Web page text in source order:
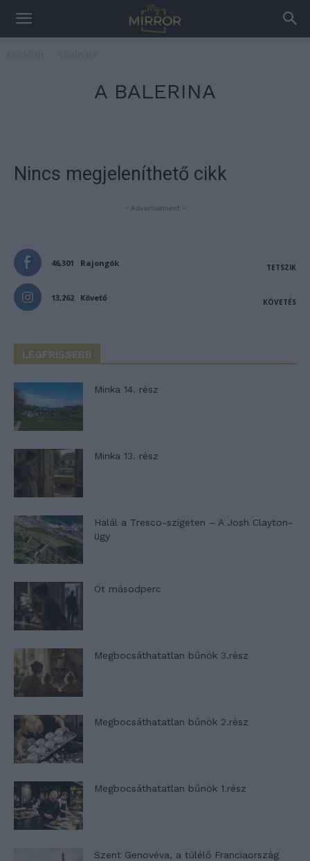
A BALERINA
Nincs megjeleníthető cikk
- Advertisement -
46,301 Rajongók TETSZIK
13,262 Követő KÖVETÉS
LEGFRISSEBB
Minka 14. rész
Minka 13. rész
Halál a Tresco-szigeten – A Josh Clayton-
ügy
Öt másodperc
Megbocsáthatatlan bűnök 3.rész
Megbocsáthatatlan bűnök 2.rész
Megbocsáthatatlan bűnök 1.rész
Szent Genovéva, a túlélő Franciaország